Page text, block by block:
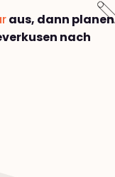
aus, dann planen
nach